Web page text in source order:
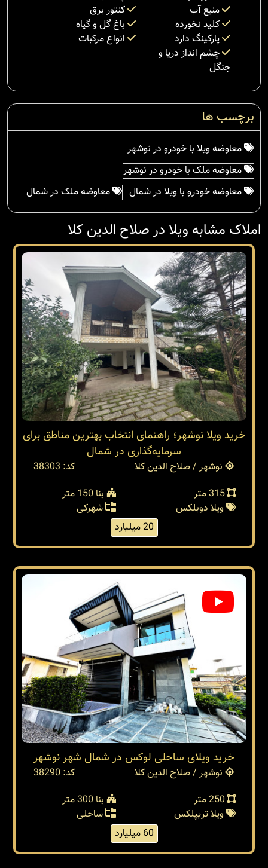
منبع آب
کنتور برق
کلید نخورده
باغ گل و گیاه
پارکینگ دارد
انواع مرکبات
چشم انداز دریا و
جنگل
برچسب ها
معاوضه ویلا با خودرو در نوشهر
معاوضه ملک با خودرو در نوشهر
معاوضه خودرو با ویلا در شمال
معاوضه ملک در شمال
املاک مشابه ویلا در صلاح الدین کلا
خرید ویلا نوشهر؛ راهنمای انتخاب بهترین مناطق برای
سرمایه‌گذاری در شمال
نوشهر / صلاح الدین کلا
کد: 38303
بنا 150 متر
ویلا دوبلکس
شهرکی
20 میلیارد
خرید ویلای ساحلی لوکس در شمال شهر نوشهر
نوشهر / صلاح الدین کلا
کد: 38290
بنا 300 متر
ویلا تریپلکس
ساحلی
60 میلیارد